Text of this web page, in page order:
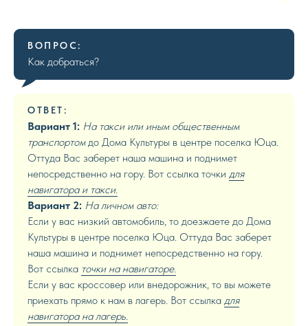
ВОПРОС:
Как добраться?
ОТВЕТ:
Вариант 1: На такси или иным общественным
транспортомдо Дома Культуры в центре поселка Юца.
Оттуда Вас заберет наша машина и поднимет
непосредственно на гору. Вот ссылка точки для
навигатора и такси.
Вариант 2: На личном авто:
Если у вас низкий автомобиль, то доезжаете до Дома
Культуры в центре поселка Юца. Оттуда Вас заберет
наша машина и поднимет непосредственно на гору.
Вот ссылка точки на навигаторе.
Если у вас кроссовер или внедорожник, то вы можете
приехать прямо к нам в лагерь. Вот ссылка для
навигатора на лагерь.